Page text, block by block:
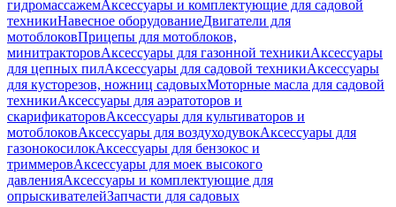
гидромассажемАксессуары и комплектующие для садовой
техникиНавесное оборудованиеДвигатели для
мотоблоковПрицепы для мотоблоков,
минитракторовАксессуары для газонной техникиАксессуары
для цепных пилАксессуары для садовой техникиАксессуары
для кусторезов, ножниц садовыхМоторные масла для садовой
техникиАксессуары для аэратоторов и
скарификаторовАксессуары для культиваторов и
мотоблоковАксессуары для воздуходувокАксессуары для
газонокосилокАксессуары для бензокос и
триммеровАксессуары для моек высокого
давленияАксессуары и комплектующие для
опрыскивателейЗапчасти для садовых